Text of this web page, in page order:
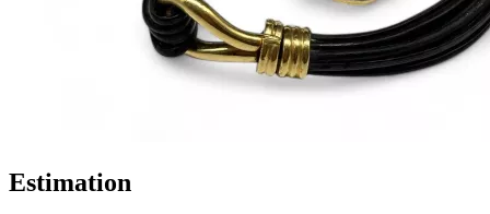
Estimation